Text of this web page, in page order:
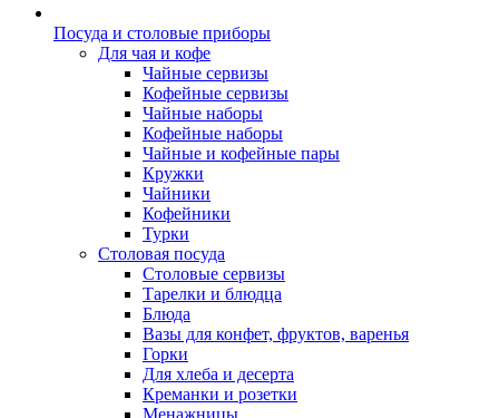
Посуда и столовые приборы
Для чая и кофе
Чайные сервизы
Кофейные сервизы
Чайные наборы
Кофейные наборы
Чайные и кофейные пары
Кружки
Чайники
Кофейники
Турки
Столовая посуда
Столовые сервизы
Тарелки и блюдца
Блюда
Вазы для конфет, фруктов, варенья
Горки
Для хлеба и десерта
Креманки и розетки
Менажницы